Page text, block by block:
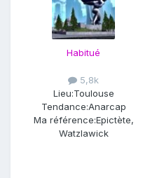
Habitué
5,8k
Lieu:Toulouse
Tendance:Anarcap
Ma référence:Epictète,
Watzlawick